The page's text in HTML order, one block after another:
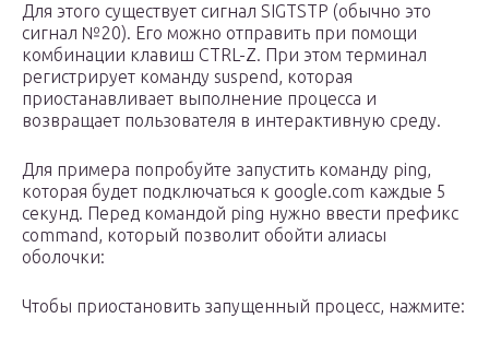
Для этого существует сигнал SIGTSTP (обычно это
сигнал №20). Его можно отправить при помощи
комбинации клавиш CTRL-Z. При этом терминал
регистрирует команду suspend, которая
приостанавливает выполнение процесса и
возвращает пользователя в интерактивную среду.
Для примера попробуйте запустить команду ping,
которая будет подключаться к google.com каждые 5
секунд. Перед командой ping нужно ввести префикс
command, который позволит обойти алиасы
оболочки:
Чтобы приостановить запущенный процесс, нажмите: